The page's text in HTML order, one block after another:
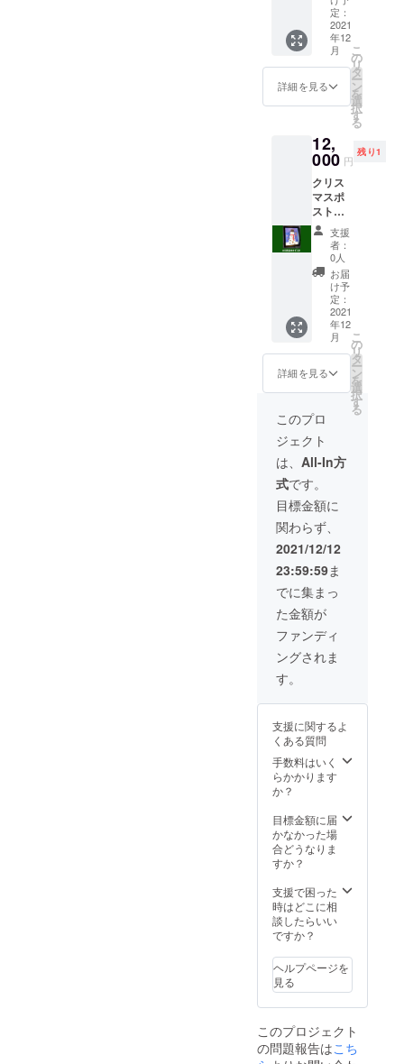
絵の
具。
（サイ
180×18
0mm）
定：
2021
年12
月
詳細を見る
こ
の
リ
タ
ー
ン
を
選
択
す
る
12,
000 円
残り1
クリス
マスポ
スト
カード
に使わ
れた水
彩の
絵、
「ゆき
だる
ま」の
原画を
額付き
で郵便
にて送
りま
す。
（サイ
ズ
223×17
2mm）
支援
者：
0人
お届
け予
定：
2021
年12
月
詳細を見る
こ
の
リ
タ
ー
ン
を
選
択
す
る
このプロ
ジェクト
は、 All-In方
式です。
目標金額に
関わらず、
2021/12/12
23:59:59ま
でに集まっ
た金額が
ファンディ
ングされま
す。
支援に関するよ
くある質問
手数料はいく
らかかります
か？
目標金額に届
かなかった場
合どうなりま
すか？
支援で困った
時はどこに相
談したらいい
ですか？
ヘルプページを
見る
このプロジェクト
の問題報告はこち